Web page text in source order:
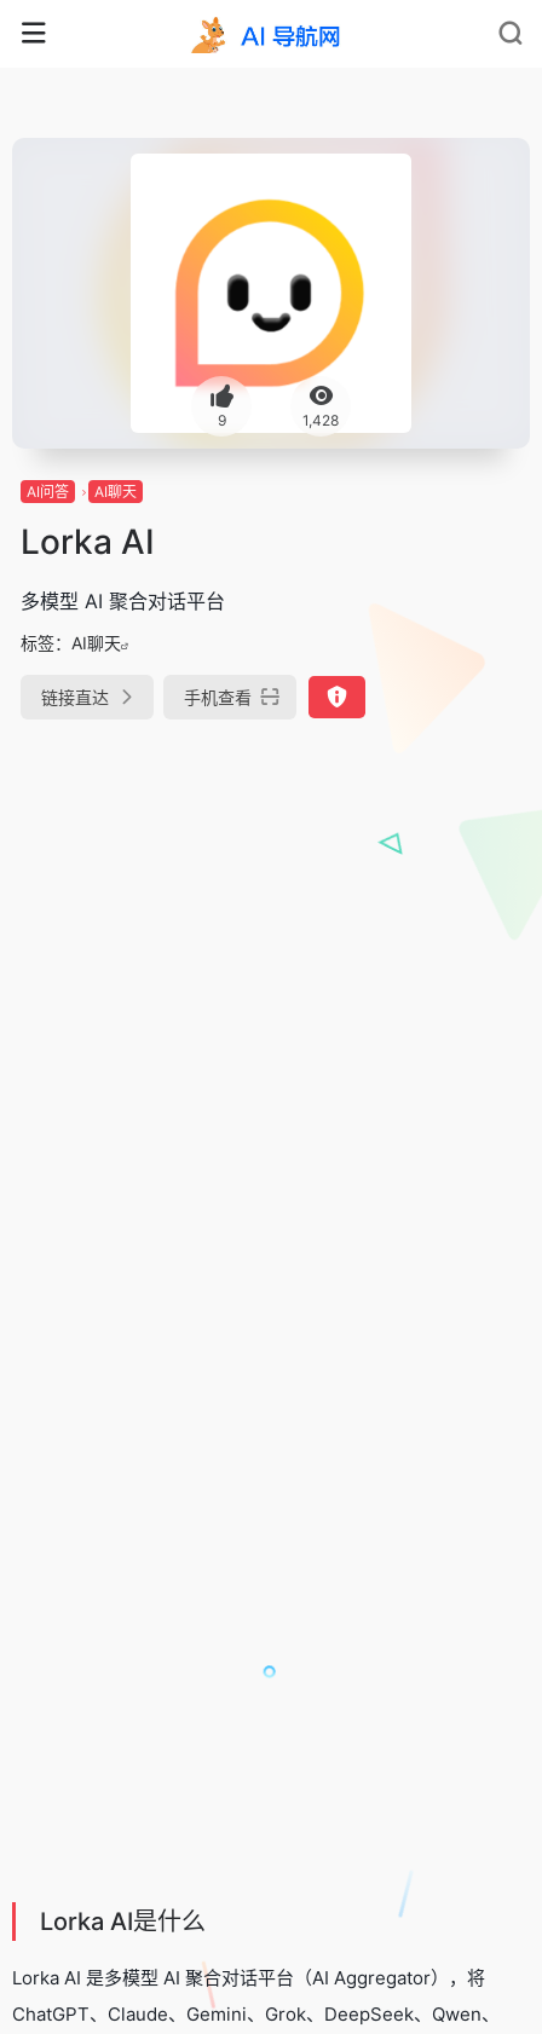
9 1,428
AI问答 AI聊天
Lorka AI
多模型 AI 聚合对话平台
标签： AI聊天
链接直达 手机查看
Lorka AI是什么
Lorka AI 是多模型 AI 聚合对话平台 （AI Aggregator），将
ChatGPT、 Claude、Gemini、Grok、DeepSeek、Qwen、